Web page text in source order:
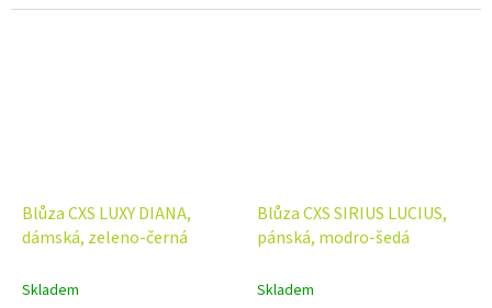
Blůza CXS LUXY DIANA,
dámská, zeleno-černá
Skladem
Blůza CXS SIRIUS LUCIUS,
pánská, modro-šedá
Skladem